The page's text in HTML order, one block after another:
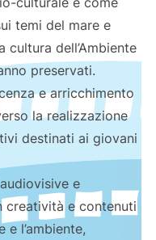
temi del mare e
cultura dell’Ambiente
preservati.
e arricchimento
la realizzazione
destinati ai giovani
e
creatività e contenuti
l’ambiente,